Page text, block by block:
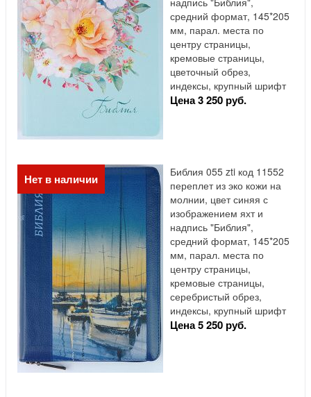
средний формат, 145*205
мм, парал. места по
центру страницы,
кремовые страницы,
цветочный обрез,
индексы, крупный шрифт
Цена 3 250 руб.
Нет в наличии
Библия 055 zti код 11552
переплет из эко кожи на
молнии, цвет синяя с
изображением яхт и
надпись "Библия",
средний формат, 145*205
мм, парал. места по
центру страницы,
кремовые страницы,
серебристый обрез,
индексы, крупный шрифт
Цена 5 250 руб.